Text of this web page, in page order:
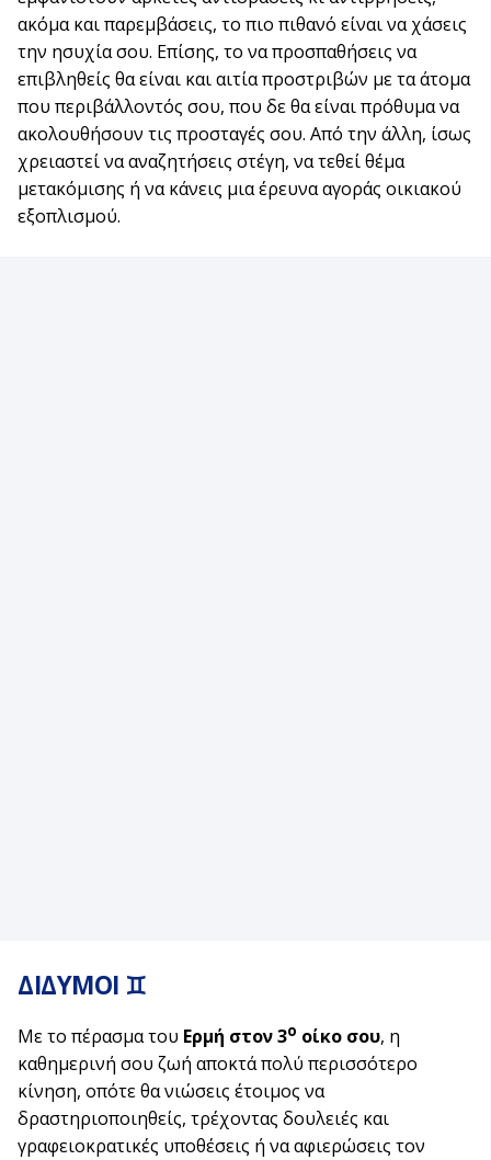
ακόμα και παρεμβάσεις, το πιο πιθανό είναι να χάσεις
την ησυχία σου. Επίσης, το να προσπαθήσεις να
επιβληθείς θα είναι και αιτία προστριβών με τα άτομα
που περιβάλλοντός σου, που δε θα είναι πρόθυμα να
ακολουθήσουν τις προσταγές σου. Από την άλλη, ίσως
χρειαστεί να αναζητήσεις στέγη, να τεθεί θέμα
μετακόμισης ή να κάνεις μια έρευνα αγοράς οικιακού
εξοπλισμού.
ΔΙΔΥΜΟΙ ♊
Με το πέρασμα του Ερμή στον 3ο οίκο σου, η
καθημερινή σου ζωή αποκτά πολύ περισσότερο
κίνηση, οπότε θα νιώσεις έτοιμος να
δραστηριοποιηθείς, τρέχοντας δουλειές και
γραφειοκρατικές υποθέσεις ή να αφιερώσεις τον